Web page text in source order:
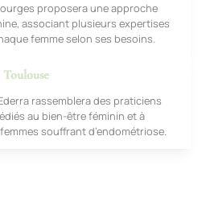
proposera une approche
associant plusieurs expertises
femme selon ses besoins.
Toulouse
rassemblera des praticiens
au bien-être féminin et à
souffrant d’endométriose.